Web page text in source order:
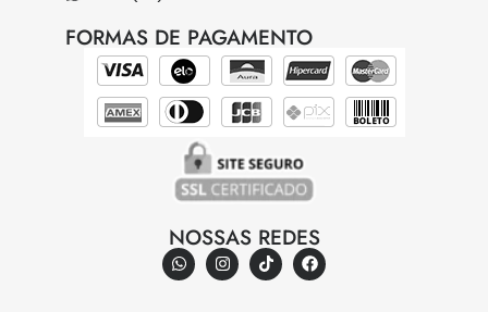
FORMAS DE PAGAMENTO
NOSSAS REDES